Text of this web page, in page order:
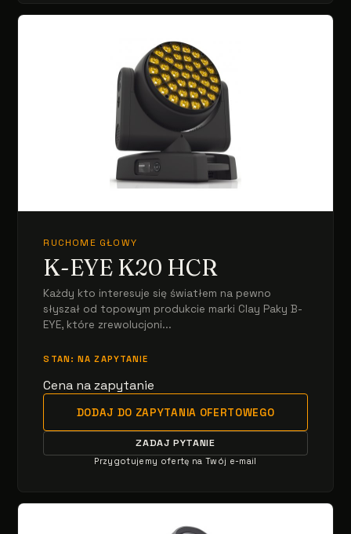
RUCHOME GŁOWY
K-EYE K20 HCR
Każdy kto interesuje się światłem na pewno
słyszał od topowym produkcie marki Clay Paky B-
EYE, które zrewolucjoni...
STAN: NA ZAPYTANIE
Cena na zapytanie
DODAJ DO ZAPYTANIA OFERTOWEGO
ZADAJ PYTANIE
Przygotujemy ofertę na Twój e-mail